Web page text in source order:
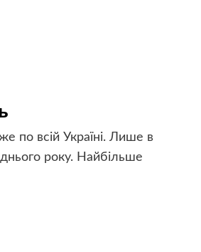
по всій Україні. Лише в
року. Найбільше